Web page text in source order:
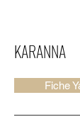
KARANNA
Fiche